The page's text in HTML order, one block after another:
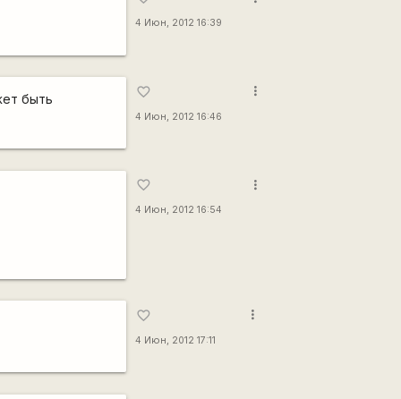
4 Июн, 2012 16:39
быть
favorite_border
4 Июн, 2012 16:46
more_vert
favorite_border
4 Июн, 2012 16:54
more_vert
favorite_border
4 Июн, 2012 17:11
more_vert